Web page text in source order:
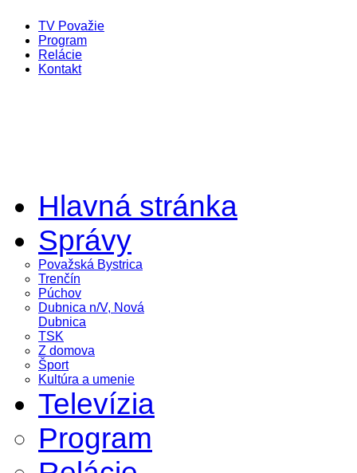
TV Považie
Program
Relácie
Kontakt
Hlavná stránka
Správy
Považská Bystrica
Trenčín
Púchov
Dubnica n/V, Nová
Dubnica
TSK
Z domova
Šport
Kultúra a umenie
Televízia
Program